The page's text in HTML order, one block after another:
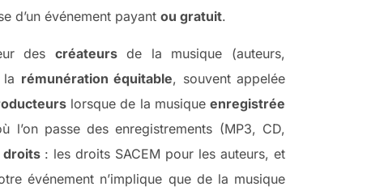
d’un événement payant ou gratuit.
des créateursde la musique (auteurs,
rémunération équitable, souvent appelée
lorsque de la musique enregistrée
passe des enregistrements (MP3, CD,
droits: les droits SACEM pour les auteurs, et
événement n’implique que de la musique